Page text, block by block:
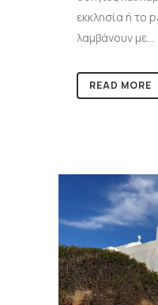
εκκλησία ή το
λαμβάνουν με...
READ MORE